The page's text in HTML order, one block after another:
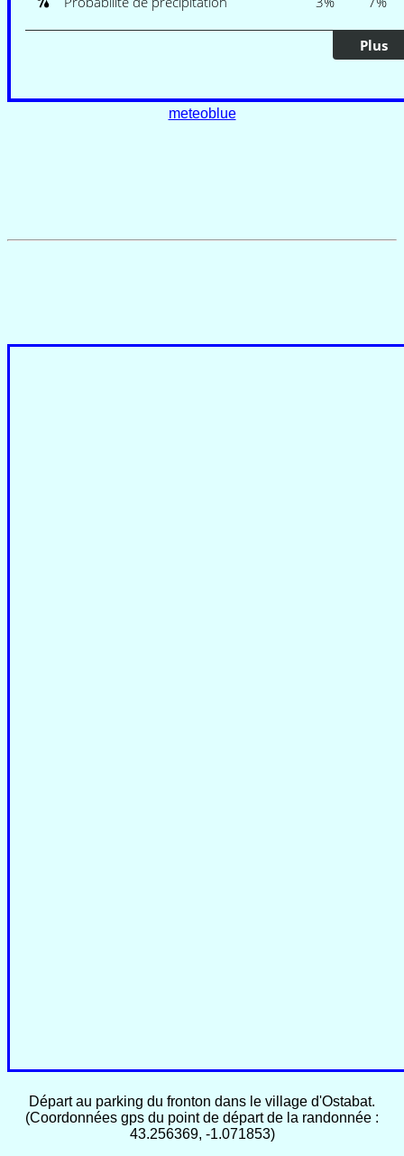
meteoblue
Départ au parking du fronton dans le village d'Ostabat.
(Coordonnées gps du point de départ de la randonnée :
43.256369, -1.071853)